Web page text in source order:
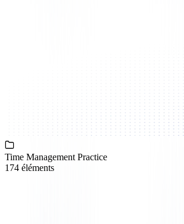
Time Management Practice
174 éléments